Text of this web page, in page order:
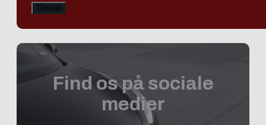
Find os på sociale
medier